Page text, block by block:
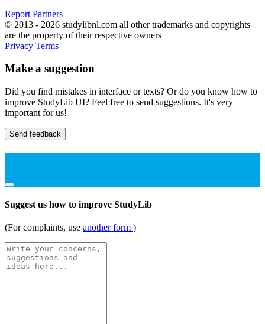
Report Partners
© 2013 - 2026 studylibnl.com all other trademarks and copyrights
are the property of their respective owners
Privacy Terms
Make a suggestion
Did you find mistakes in interface or texts? Or do you know how to
improve StudyLib UI? Feel free to send suggestions. It's very
important for us!
Send feedback
Suggest us how to improve StudyLib
(For complaints, use another form )